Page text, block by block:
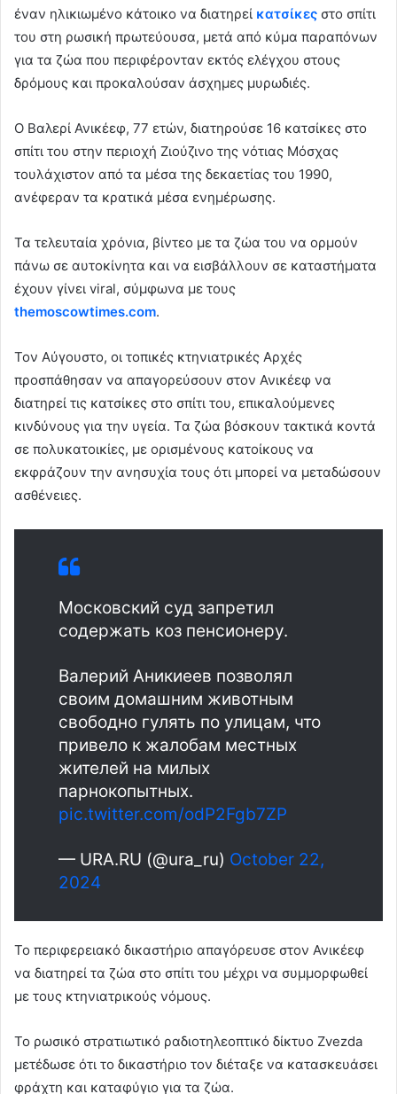
έναν ηλικιωμένο κάτοικο να διατηρεί κατσίκες στο σπίτι
του στη ρωσική πρωτεύουσα, μετά από κύμα παραπόνων
για τα ζώα που περιφέρονταν εκτός ελέγχου στους
δρόμους και προκαλούσαν άσχημες μυρωδιές.
Ο Βαλερί Ανικέεφ, 77 ετών, διατηρούσε 16 κατσίκες στο
σπίτι του στην περιοχή Ζιούζινο της νότιας Μόσχας
τουλάχιστον από τα μέσα της δεκαετίας του 1990,
ανέφεραν τα κρατικά μέσα ενημέρωσης.
Τα τελευταία χρόνια, βίντεο με τα ζώα του να ορμούν
πάνω σε αυτοκίνητα και να εισβάλλουν σε καταστήματα
έχουν γίνει viral, σύμφωνα με τους
themoscowtimes.com.
Τον Αύγουστο, οι τοπικές κτηνιατρικές Aρχές
προσπάθησαν να απαγορεύσουν στον Ανικέεφ να
διατηρεί τις κατσίκες στο σπίτι του, επικαλούμενες
κινδύνους για την υγεία. Τα ζώα βόσκουν τακτικά κοντά
σε πολυκατοικίες, με ορισμένους κατοίκους να
εκφράζουν την ανησυχία τους ότι μπορεί να μεταδώσουν
ασθένειες.
Московский суд запретил
содержать коз пенсионеру.
Валерий Аникиеев позволял
своим домашним животным
свободно гулять по улицам, что
привело к жалобам местных
жителей на милых
парнокопытных.
pic.twitter.com/odP2Fgb7ZP
— URA.RU (@ura_ru) October 22,
2024
Το περιφερειακό δικαστήριο απαγόρευσε στον Ανικέεφ
να διατηρεί τα ζώα στο σπίτι του μέχρι να συμμορφωθεί
με τους κτηνιατρικούς νόμους.
Το ρωσικό στρατιωτικό ραδιοτηλεοπτικό δίκτυο Zvezda
μετέδωσε ότι το δικαστήριο τον διέταξε να κατασκευάσει
φράχτη και καταφύγιο για τα ζώα.